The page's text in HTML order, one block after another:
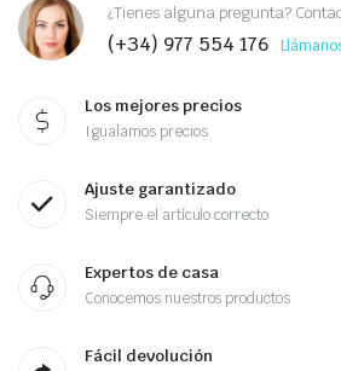
¿Tienes alguna pregunta?
(+34) 977 554 176
Los mejores precios
Igualamos precios
Ajuste garantizado
Siempre el artículo correcto
Expertos de casa
Conocemos nuestros productos
Fácil devolución